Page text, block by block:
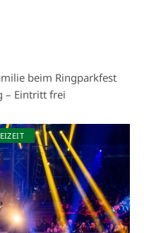
beim Ringparkfest
– Eintritt frei